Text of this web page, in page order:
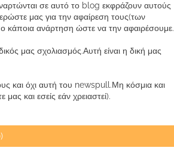
σε αυτό το blog εκφράζουν αυτούς
μας για την αφαίρεση τους(των
κάποια ανάρτηση ώστε να την αφαιρέσουμε.
μας σχολιασμός.Αυτή είναι η δική μας
και όχι αυτή του newspull.Μη κόσμια και
και εσείς εάν χρειαστεί).